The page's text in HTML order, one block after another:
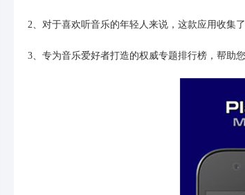
2、对于喜欢听音乐的年轻人来说，这款应用收集
3、专为音乐爱好者打造的权威专题排行榜，帮助